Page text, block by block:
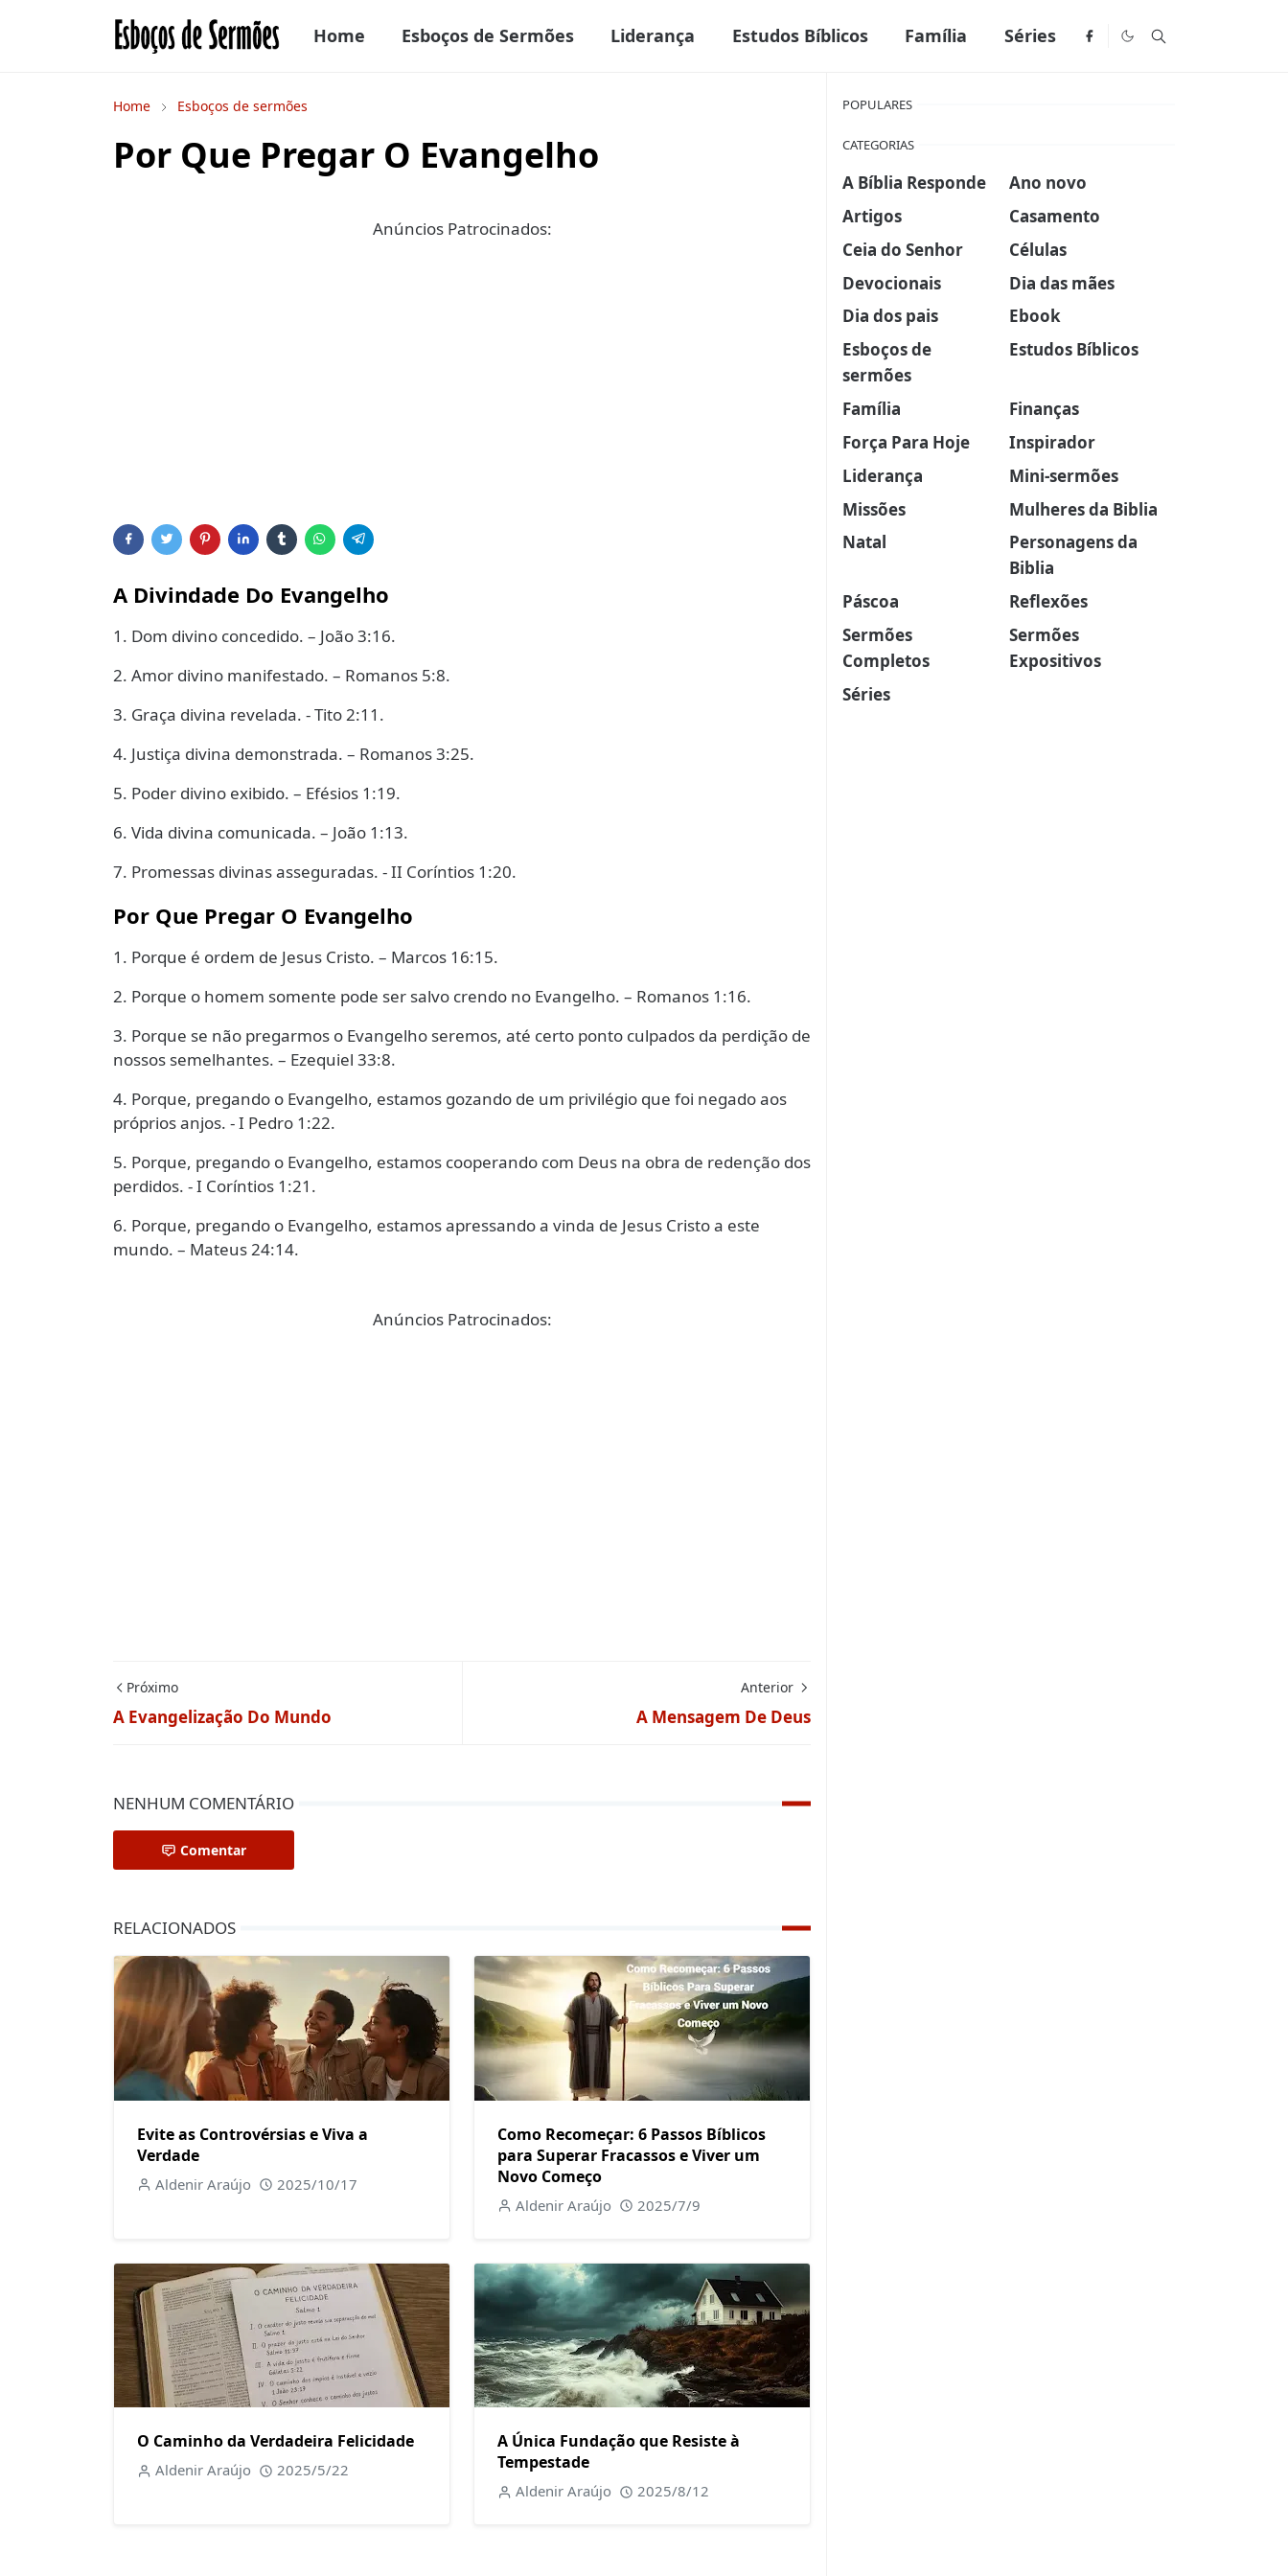
Home Esboços de Sermões Liderança Estudos Bíblicos Família Séries
Home Esboços de sermões
Por Que Pregar O Evangelho
Anúncios Patrocinados:
A Divindade Do Evangelho
1. Dom divino concedido. – João 3:16.
2. Amor divino manifestado. – Romanos 5:8.
3. Graça divina revelada. - Tito 2:11.
4. Justiça divina demonstrada. – Romanos 3:25.
5. Poder divino exibido. – Efésios 1:19.
6. Vida divina comunicada. – João 1:13.
7. Promessas divinas asseguradas. - II Coríntios 1:20.
Por Que Pregar O Evangelho
1. Porque é ordem de Jesus Cristo. – Marcos 16:15.
2. Porque o homem somente pode ser salvo crendo no Evangelho. – Romanos 1:16.
3. Porque se não pregarmos o Evangelho seremos, até certo ponto culpados da perdição de
nossos semelhantes. – Ezequiel 33:8.
4. Porque, pregando o Evangelho, estamos gozando de um privilégio que foi negado aos
próprios anjos. - I Pedro 1:22.
5. Porque, pregando o Evangelho, estamos cooperando com Deus na obra de redenção dos
perdidos. - I Coríntios 1:21.
6. Porque, pregando o Evangelho, estamos apressando a vinda de Jesus Cristo a este
mundo. – Mateus 24:14.
Anúncios Patrocinados:
Próximo
A Evangelização Do Mundo
Anterior
A Mensagem De Deus
NENHUM COMENTÁRIO
Comentar
RELACIONADOS
Evite as Controvérsias e Viva a
Verdade
Aldenir Araújo 2025/10/17
Como Recomeçar: 6 Passos Bíblicos
para Superar Fracassos e Viver um
Novo Começo
Aldenir Araújo 2025/7/9
O Caminho da Verdadeira Felicidade
Aldenir Araújo 2025/5/22
A Única Fundação que Resiste à
Tempestade
Aldenir Araújo 2025/8/12
POPULARES
CATEGORIAS
A Bíblia Responde
Ano novo
Artigos
Casamento
Ceia do Senhor
Células
Devocionais
Dia das mães
Dia dos pais
Ebook
Esboços de
sermões
Estudos Bíblicos
Família
Finanças
Força Para Hoje
Inspirador
Liderança
Mini-sermões
Missões
Mulheres da Biblia
Natal
Personagens da
Biblia
Páscoa
Reflexões
Sermões
Completos
Sermões
Expositivos
Séries